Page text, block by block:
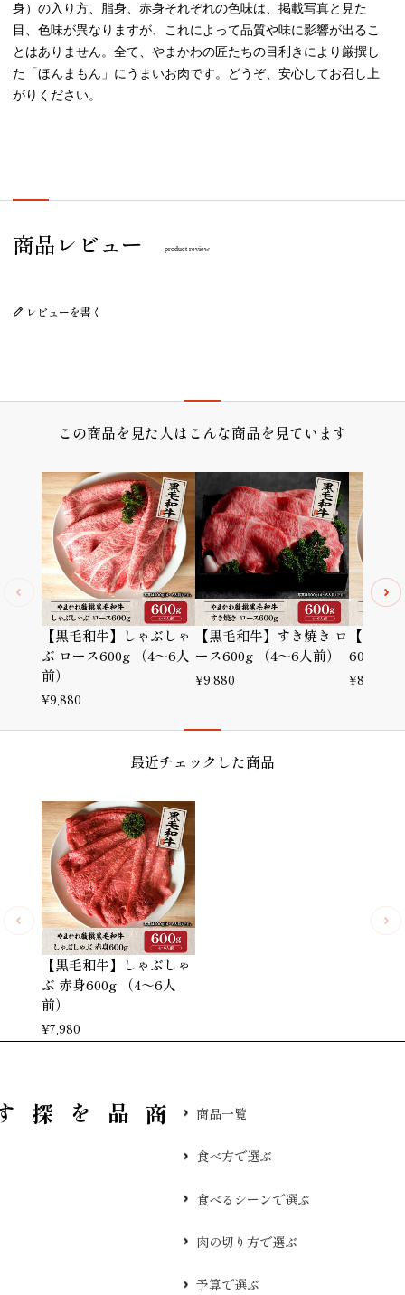
身）の入り方、脂身、赤身それぞれの色味は、掲載写真と見た
目、色味が異なりますが、これによって品質や味に影響が出るこ
とはありません。全て、やまかわの匠たちの目利きにより厳撰し
た「ほんまもん」にうまいお肉です。どうぞ、安心してお召し上
がりください。
商品レビュー product review
レビューを書く
この商品を見た人はこんな商品を見ています
【黒毛和牛】しゃぶしゃ
ぶ ロース600g （4～6人
前）
¥9,880
【黒毛和牛】すき焼き ロ
ース600g （4～6人前）
¥9,880
【黒毛
600g （
¥8,880
最近チェックした商品
【黒毛和牛】しゃぶしゃ
ぶ 赤身600g （4～6人
前）
¥7,980
す 商品一覧
食べ方で選ぶ
食べるシーンで選ぶ
肉の切り方で選ぶ
予算で選ぶ